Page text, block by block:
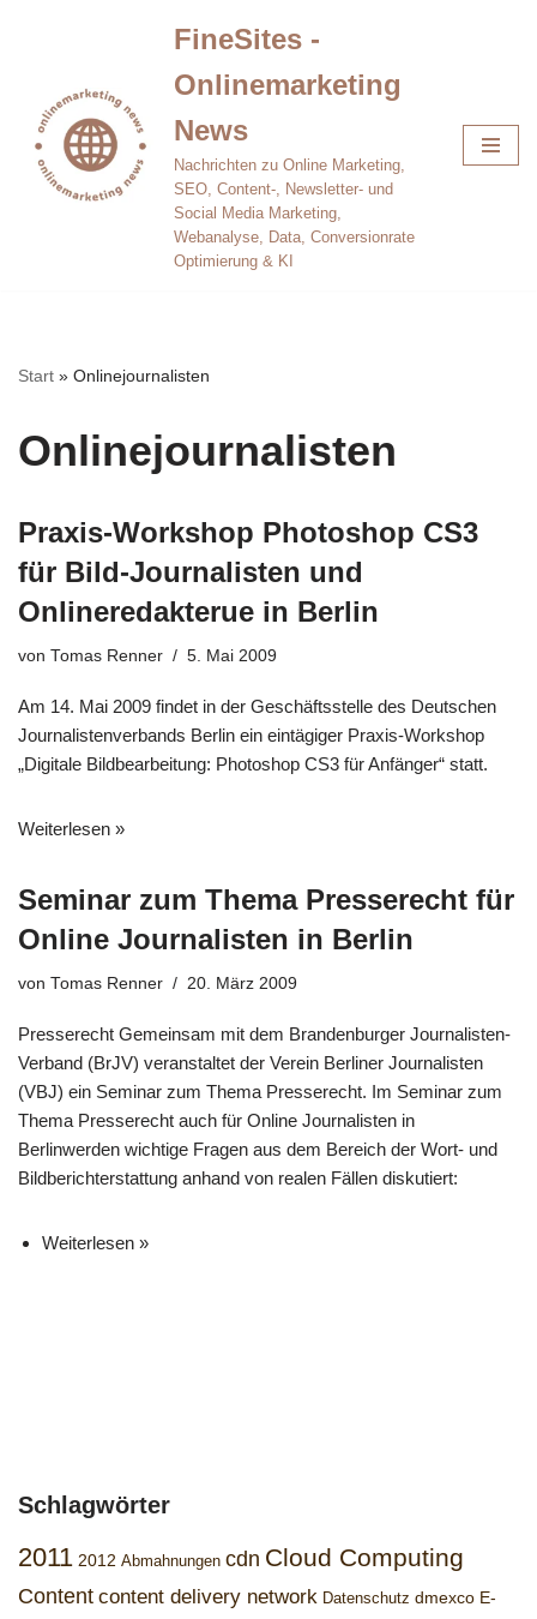
springen
FineSites -
Onlinemarketing
News
Nachrichten zu Online Marketing,
SEO, Content-, Newsletter- und
Social Media Marketing,
Webanalyse, Data, Conversionrate
Optimierung & KI
Start » Onlinejournalisten
Onlinejournalisten
Praxis-Workshop Photoshop CS3
für Bild-Journalisten und
Onlineredakterue in Berlin
von Tomas Renner 5. Mai 2009
Am 14. Mai 2009 findet in der Geschäftsstelle des Deutschen
Journalistenverbands Berlin ein eintägiger Praxis-Workshop
„Digitale Bildbearbeitung: Photoshop CS3 für Anfänger“ statt.
Weiterlesen »
Seminar zum Thema Presserecht für
Online Journalisten in Berlin
von Tomas Renner 20. März 2009
Presserecht Gemeinsam mit dem Brandenburger Journalisten-
Verband (BrJV) veranstaltet der Verein Berliner Journalisten
(VBJ) ein Seminar zum Thema Presserecht. Im Seminar zum
Thema Presserecht auch für Online Journalisten in
Berlinwerden wichtige Fragen aus dem Bereich der Wort- und
Bildberichterstattung anhand von realen Fällen diskutiert:
Weiterlesen »
Schlagwörter
2011 2012 Abmahnungen cdn Cloud Computing
Content content delivery network Datenschutz dmexco E-